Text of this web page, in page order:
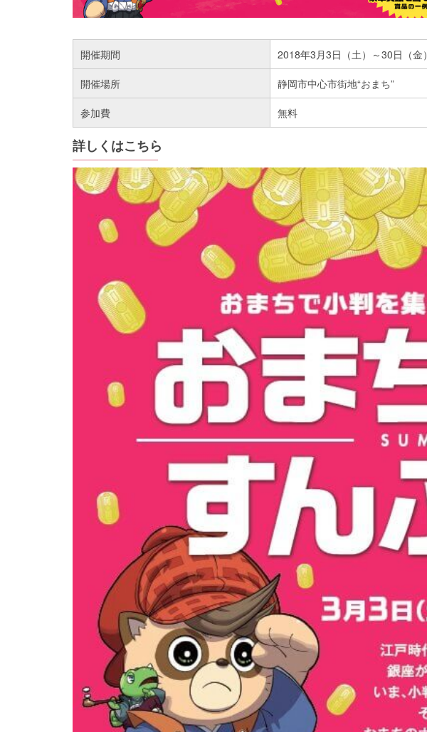
開催期間 2018年3月3日（土）～30日（金）
開催場所 静岡市中心市街地“おまち”
参加費 無料
詳しくはこちら